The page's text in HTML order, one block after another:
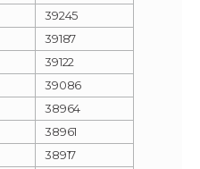
39245
39187
39122
39086
38964
38961
38917